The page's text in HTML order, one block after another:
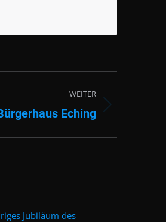
WEITER
Eching
Jubiläum des